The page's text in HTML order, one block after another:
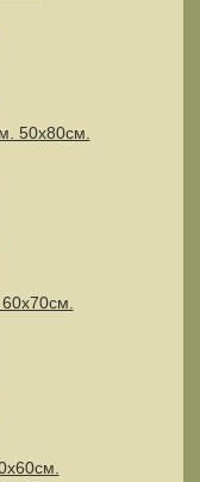
50х80см.